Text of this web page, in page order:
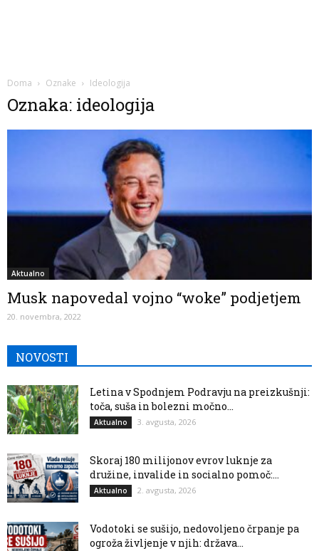
Doma Oznake Ideologija
Oznaka: ideologija
Aktualno
Musk napovedal vojno “woke” podjetjem
20. novembra, 2022
NOVOSTI
Letina v Spodnjem Podravju na preizkušnji:
toča, suša in bolezni močno...
Aktualno 3. avgusta, 2026
Skoraj 180 milijonov evrov luknje za
družine, invalide in socialno pomoč:...
Aktualno 2. avgusta, 2026
Vodotoki se sušijo, nedovoljeno črpanje pa
ogroža življenje v njih: država...